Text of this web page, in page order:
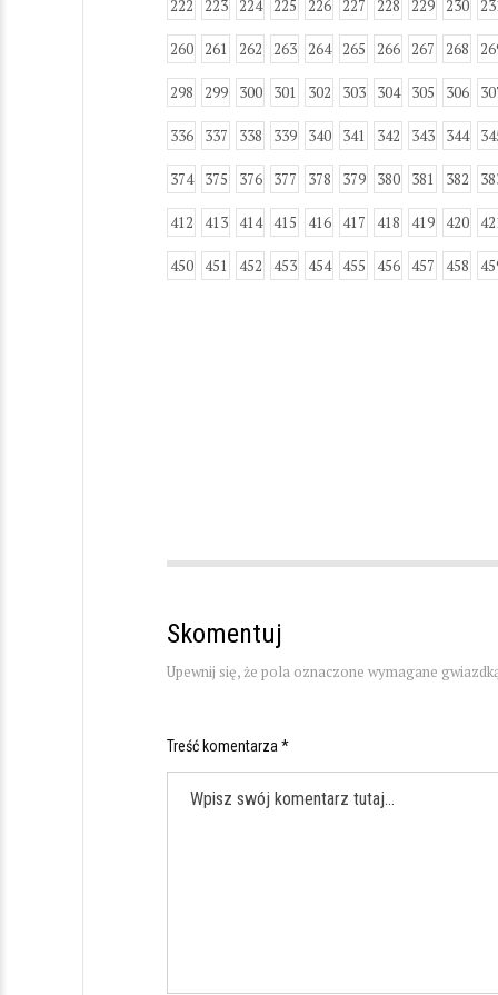
222 223 224 225 226 227 228 229 230
260 261 262 263 264 265 266 267 268
298 299 300 301 302 303 304 305 306
336 337 338 339 340 341 342 343 344
374 375 376 377 378 379 380 381 382
412 413 414 415 416 417 418 419 420
450 451 452 453 454 455 456 457 458
Skomentuj
Upewnij się, że pola oznaczone wymagane
Treść komentarza *